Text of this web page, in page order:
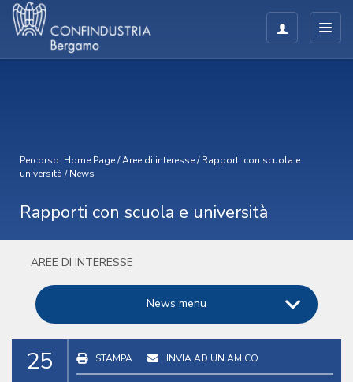
Percorso: Home Page/Aree di interesse/Rapporti con scuola e
università /News
Rapporti con scuola e università
AREE DI INTERESSE
News menu
25 STAMPA INVIA AD UN AMICO